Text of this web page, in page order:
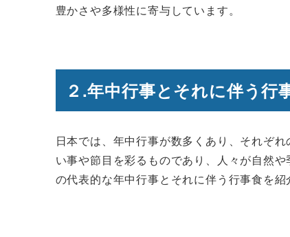
豊かさや多様性に寄与しています。
２.年中行事とそれに伴う行
日本では、年中行事が数多くあり、それぞ
い事や節目を彩るものであり、人々が自然
の代表的な年中行事とそれに伴う行事食を紹